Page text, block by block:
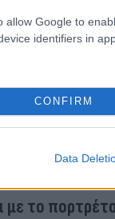
allow Google to
identifiers in
CONFIRM
Data
Χάρι
με το